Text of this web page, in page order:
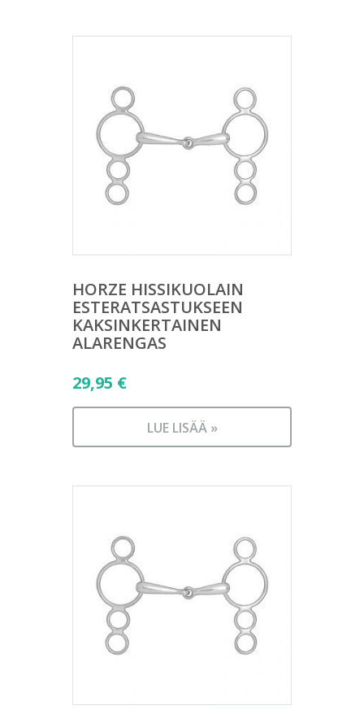
HORZE HISSIKUOLAIN
ESTERATSASTUKSEEN
KAKSINKERTAINEN
ALARENGAS
29,95 €
LUE LISÄÄ »